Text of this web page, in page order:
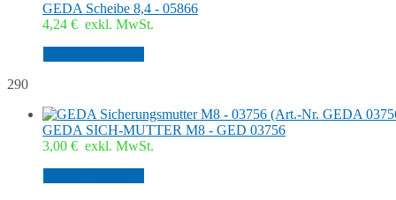
GEDA Scheibe 8,4 - 05866
4,24 € exkl. MwSt.
290
GEDA SICH-MUTTER M8 - GED 03756
3,00 € exkl. MwSt.